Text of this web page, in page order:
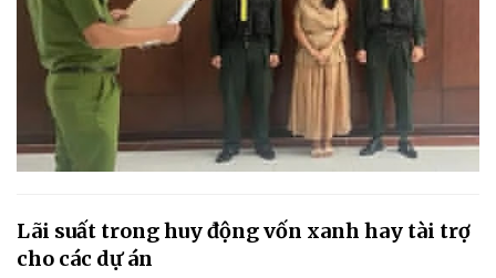
Lãi suất trong huy động vốn xanh hay tài trợ
cho các dự án